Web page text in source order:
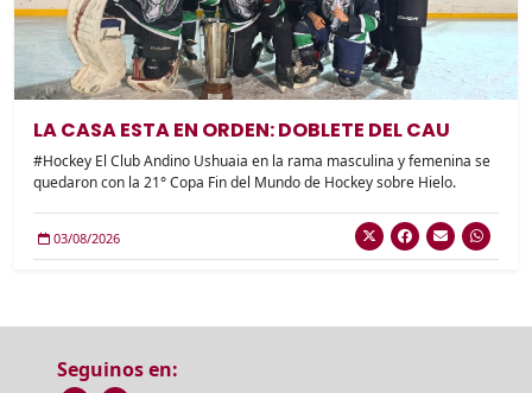
LA CASA ESTA EN ORDEN: DOBLETE DEL CAU
#Hockey El Club Andino Ushuaia en la rama masculina y femenina se
quedaron con la 21° Copa Fin del Mundo de Hockey sobre Hielo.
03/08/2026
Seguinos en: